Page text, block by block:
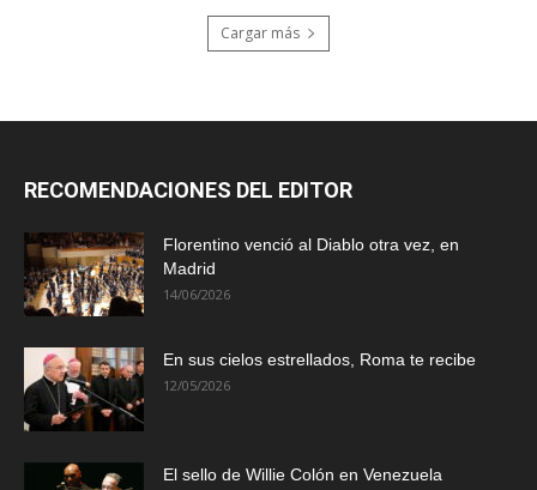
Cargar más
RECOMENDACIONES DEL EDITOR
Florentino venció al Diablo otra vez, en
Madrid
14/06/2026
En sus cielos estrellados, Roma te recibe
12/05/2026
El sello de Willie Colón en Venezuela